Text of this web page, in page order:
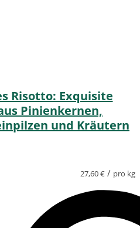
Risotto: Exquisite
Pinienkernen,
und Kräutern
27,60€ / pro kg